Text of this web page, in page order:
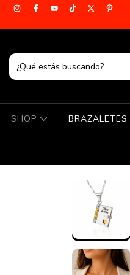
SHOP BRAZALETES